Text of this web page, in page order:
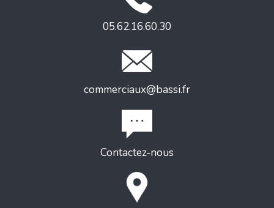
05.62.16.60.30
commerciaux@bassi.fr
Contactez-nous